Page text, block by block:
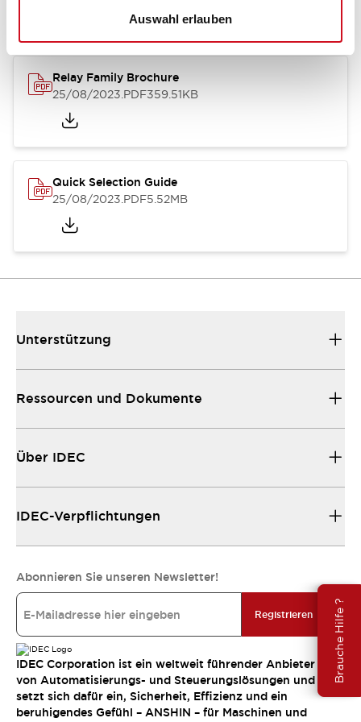
Auswahl erlauben
Brauche Hilfe ?
Relay Family Brochure
25/08/2023.PDF359.51KB
Quick Selection Guide
25/08/2023.PDF5.52MB
Unterstützung
Ressourcen und Dokumente
Über IDEC
IDEC-Verpflichtungen
Abonnieren Sie unseren Newsletter!
Registrieren
IDEC Corporation ist ein weltweit führender Anbieter
von Automatisierungs- und Steuerungslösungen und
setzt sich dafür ein, Sicherheit, Effizienz und ein
beruhigendes Gefühl – ANSHIN – für Maschinen und